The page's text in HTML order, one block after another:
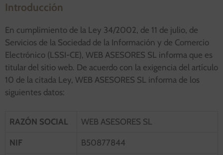
Introducción
En cumplimiento de la Ley 34/2002, de 11 de julio, de
Servicios de la Sociedad de la Información y de Comercio
Electrónico (LSSI-CE), WEB ASESORES SL informa que es
titular del sitio web. De acuerdo con la exigencia del artículo
10 de la citada Ley, WEB ASESORES SL informa de los
siguientes datos:
RAZÓN SOCIAL WEB ASESORES SL
NIF B50877844